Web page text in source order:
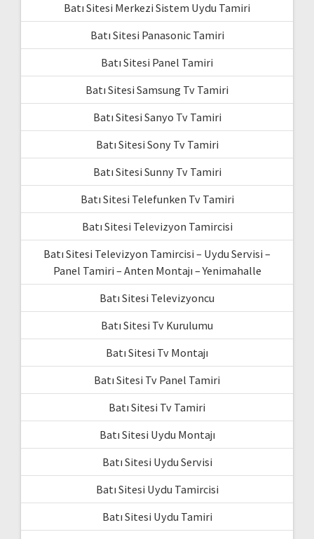
Batı Sitesi Merkezi Sistem Uydu Tamiri
Batı Sitesi Panasonic Tamiri
Batı Sitesi Panel Tamiri
Batı Sitesi Samsung Tv Tamiri
Batı Sitesi Sanyo Tv Tamiri
Batı Sitesi Sony Tv Tamiri
Batı Sitesi Sunny Tv Tamiri
Batı Sitesi Telefunken Tv Tamiri
Batı Sitesi Televizyon Tamircisi
Batı Sitesi Televizyon Tamircisi – Uydu Servisi –
Panel Tamiri – Anten Montajı – Yenimahalle
Batı Sitesi Televizyoncu
Batı Sitesi Tv Kurulumu
Batı Sitesi Tv Montajı
Batı Sitesi Tv Panel Tamiri
Batı Sitesi Tv Tamiri
Batı Sitesi Uydu Montajı
Batı Sitesi Uydu Servisi
Batı Sitesi Uydu Tamircisi
Batı Sitesi Uydu Tamiri